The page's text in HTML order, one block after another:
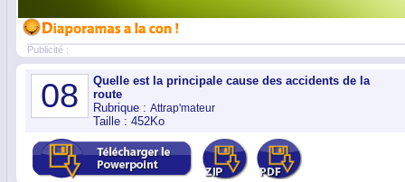
Publicité :
08
Quelle est la principale cause des accidents de la
route
Rubrique : Attrap'mateur
Taille : 452Ko